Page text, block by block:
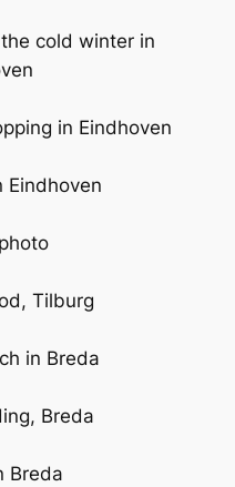
cold winter in
in Eindhoven
Eindhoven
Tilburg
in Breda
Breda
Breda